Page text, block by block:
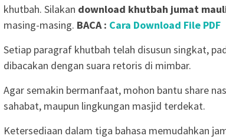
khutbah. Silakan download khutbah jumat
masing-masing. BACA : Cara Download File PDF
Setiap paragraf khutbah telah disusun singkat,
dibacakan dengan suara retoris di mimbar.
Agar semakin bermanfaat, mohon bantu share
sahabat, maupun lingkungan masjid terdekat.
Ketersediaan dalam tiga bahasa memudahkan